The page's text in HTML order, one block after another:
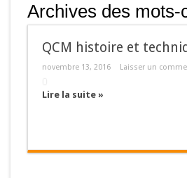
Archives des mots-
QCM histoire et
novembre 13, 2016 Laisser un
Lire la suite »